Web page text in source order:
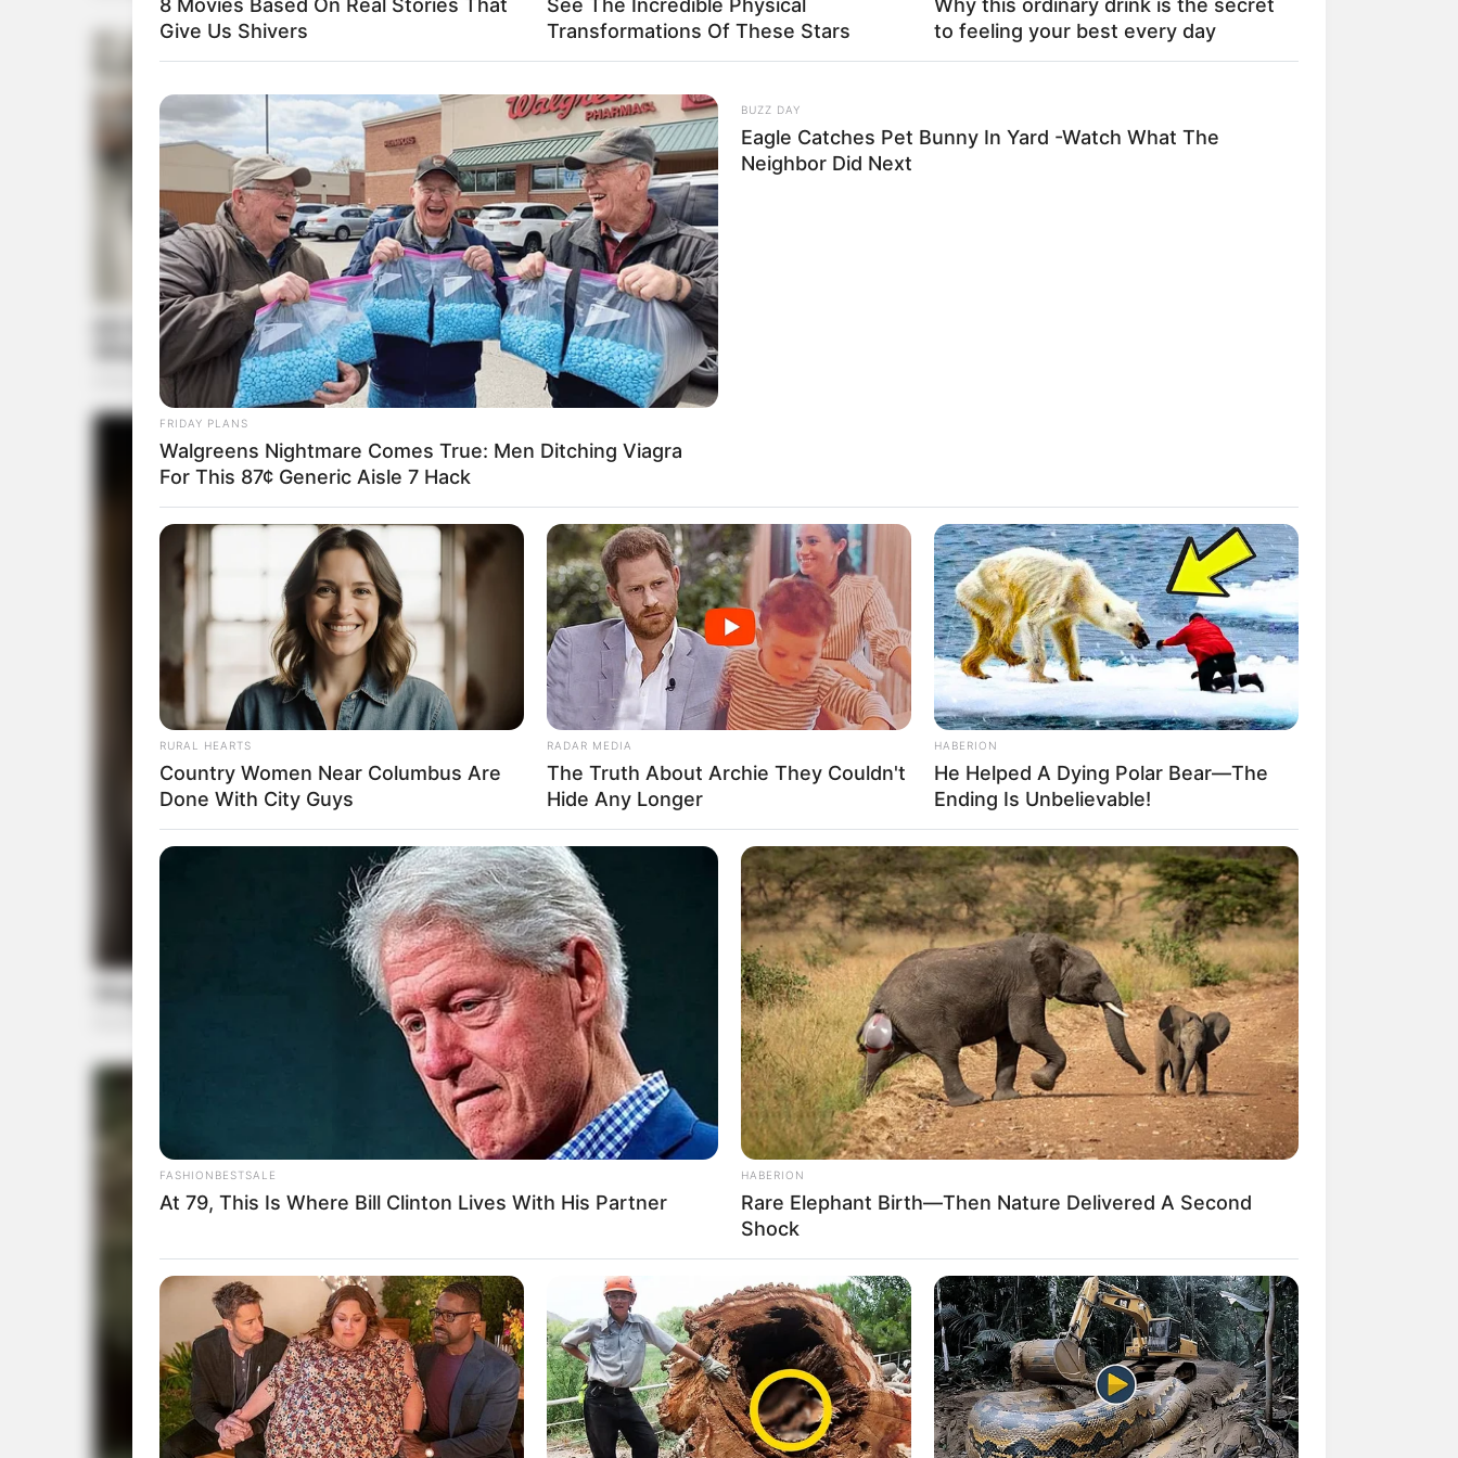
8 Movies Based On Real Stories That
Give Us Shivers
See The Incredible Physical
Transformations Of These Stars
Why this ordinary drink is the secret
to feeling your best every day
FRIDAY PLANS
Walgreens Nightmare Comes True: Men Ditching Viagra
For This 87¢ Generic Aisle 7 Hack
BUZZ DAY
Eagle Catches Pet Bunny In Yard -Watch What The
Neighbor Did Next
RURAL HEARTS
Country Women Near Columbus Are
Done With City Guys
RADAR MEDIA
The Truth About Archie They Couldn't
Hide Any Longer
HABERION
He Helped A Dying Polar Bear—The
Ending Is Unbelievable!
FASHIONBESTSALE
At 79, This Is Where Bill Clinton Lives With His Partner
HABERION
Rare Elephant Birth—Then Nature Delivered A Second
Shock